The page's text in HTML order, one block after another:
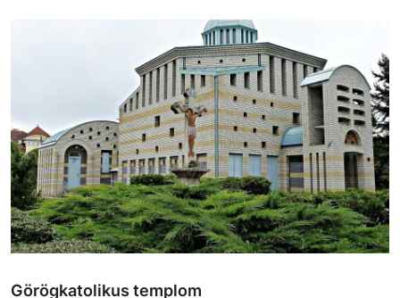
Görögkatolikus templom